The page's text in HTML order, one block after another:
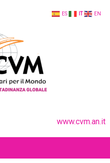
www.cvm.an.it
EN
IT
ES